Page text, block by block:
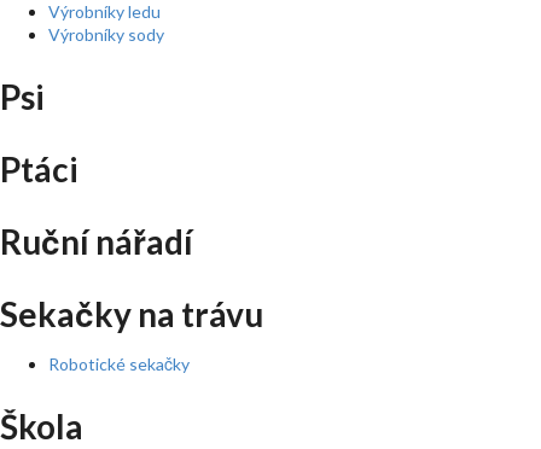
Výrobníky ledu
Výrobníky sody
Psi
Ptáci
Ruční nářadí
Sekačky na trávu
Robotické sekačky
Škola